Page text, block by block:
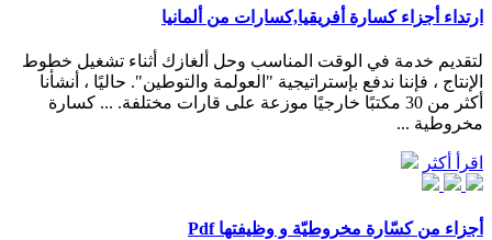
ارتداء أجزاء كسارة أفريقيا,كسارات من ألمانيا
لتقديم خدمة في الوقت المناسب وحل ألغازك أثناء تشغيل خطوط
الإنتاج ، فإننا ندفع بإستراتيجية "العولمة والتوطين". حاليًا ، أنشأنا
أكثر من 30 مكتبًا خارجيًا موزعة على قارات مختلفة. ... كسارة
مخروطية ...
اقرأ أكثر
أجزاء من كسّارة مخروطيّة و وظيفتها Pdf